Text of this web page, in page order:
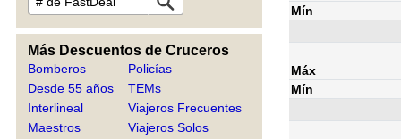
Más Descuentos de Cruceros
Bomberos
Desde 55 años
Interlineal
Maestros
Policías
TEMs
Viajeros Frecuentes
Viajeros Solos
Mín
Máx
Mín